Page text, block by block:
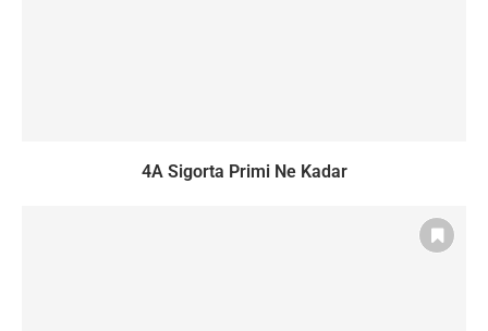
4A Sigorta Primi Ne Kadar